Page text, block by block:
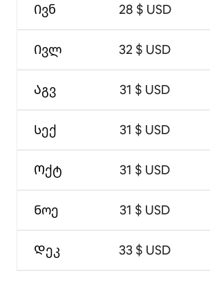
Ივნ
Ივლ
Აგვ
Სექ
Ოქტ
Ნოე
Დეკ
28 $ USD
32 $ USD
31 $ USD
31 $ USD
31 $ USD
31 $ USD
33 $ USD